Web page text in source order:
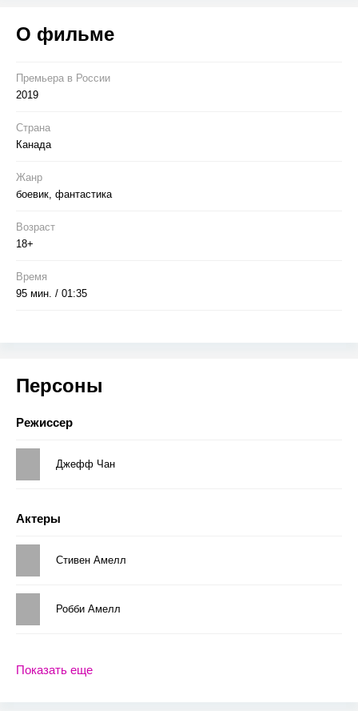
совершения мелкого правонарушения, ему приходится
столкнуться с военизированной полицией.
О фильме
Премьера в Росcии
2019
Страна
Канада
Жанр
боевик, фантастика
Возраст
18+
Время
95 мин. / 01:35
Персоны
Режиссер
Джефф Чан
Актеры
Стивен Амелл
Робби Амелл
Показать еще